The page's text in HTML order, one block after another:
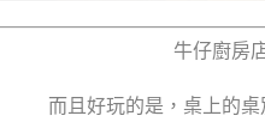
牛仔廚房
而且好玩的是，桌上的